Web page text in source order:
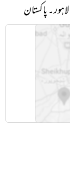
۔ پاکستان